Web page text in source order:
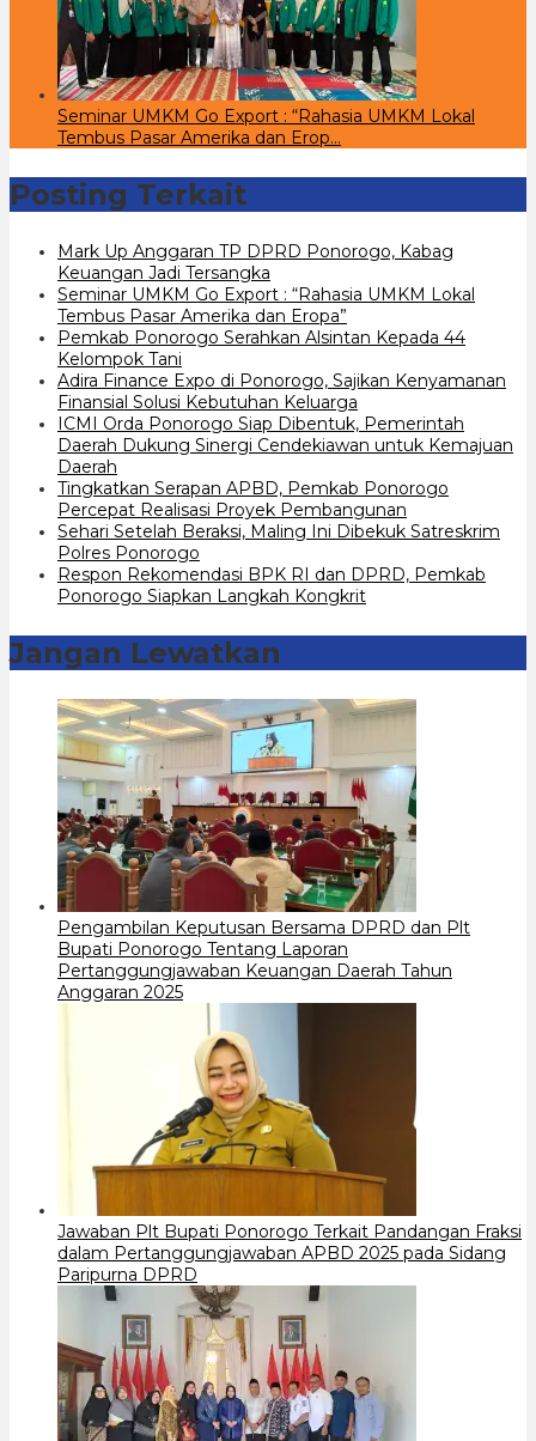
Seminar UMKM Go Export : “Rahasia UMKM Lokal
Tembus Pasar Amerika dan Erop…
Posting Terkait
Mark Up Anggaran TP DPRD Ponorogo, Kabag
Keuangan Jadi Tersangka
Seminar UMKM Go Export : “Rahasia UMKM Lokal
Tembus Pasar Amerika dan Eropa”
Pemkab Ponorogo Serahkan Alsintan Kepada 44
Kelompok Tani
Adira Finance Expo di Ponorogo, Sajikan Kenyamanan
Finansial Solusi Kebutuhan Keluarga
ICMI Orda Ponorogo Siap Dibentuk, Pemerintah
Daerah Dukung Sinergi Cendekiawan untuk Kemajuan
Daerah
Tingkatkan Serapan APBD, Pemkab Ponorogo
Percepat Realisasi Proyek Pembangunan
Sehari Setelah Beraksi, Maling Ini Dibekuk Satreskrim
Polres Ponorogo
Respon Rekomendasi BPK RI dan DPRD, Pemkab
Ponorogo Siapkan Langkah Kongkrit
Jangan Lewatkan
Pengambilan Keputusan Bersama DPRD dan Plt
Bupati Ponorogo Tentang Laporan
Pertanggungjawaban Keuangan Daerah Tahun
Anggaran 2025
Jawaban Plt Bupati Ponorogo Terkait Pandangan Fraksi
dalam Pertanggungjawaban APBD 2025 pada Sidang
Paripurna DPRD